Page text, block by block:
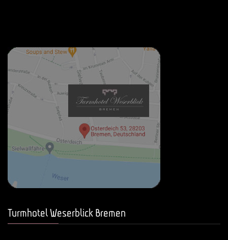
Turmhotel Weserblick Bremen